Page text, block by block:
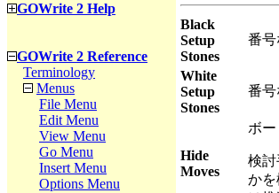
Black
Setup
Stones
番
White
Setup
Stones
番
Hide
Moves
ボ
検
か
GOWrite 2 Help
GOWrite 2 Reference
Terminology
Menus
File Menu
Edit Menu
View Menu
Go Menu
Insert Menu
Options Menu